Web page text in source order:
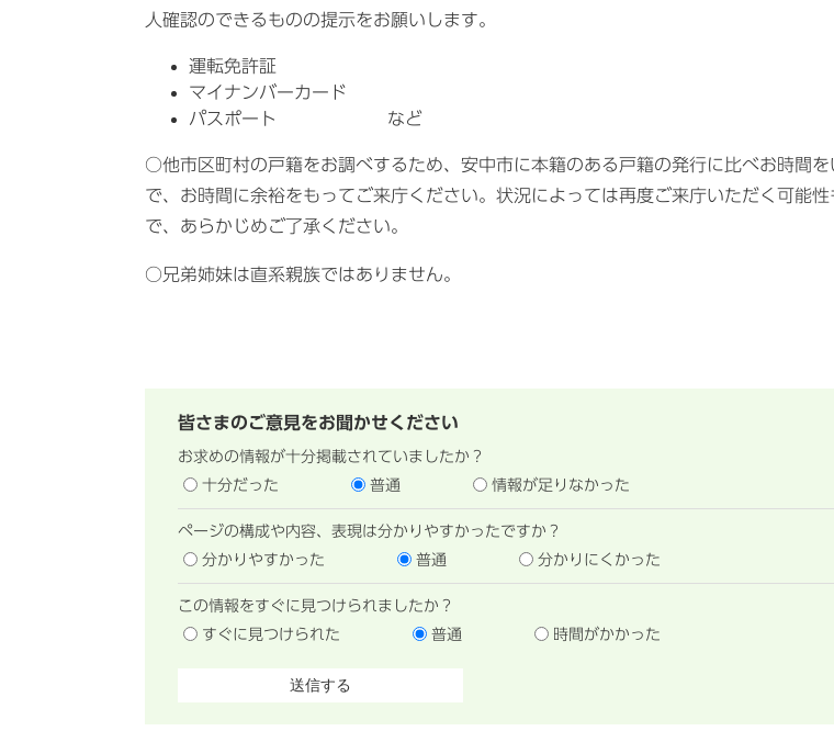
人確認のできるものの提示をお願いします。
運転免許証
マイナンバーカード
パスポート など
○他市区町村の戸籍をお調べするため、安中市に本籍のある戸籍の発行に比べお時間を
で、お時間に余裕をもってご来庁ください。状況によっては再度ご来庁いただく可能
で、あらかじめご了承ください。
○兄弟姉妹は直系親族ではありません。
皆さまのご意見をお聞かせください
お求めの情報が十分掲載されていましたか？
十分だった
普通 情報が足りなかった
ページの構成や内容、表現は分かりやすかったですか？
分かりやすかった
普通 分かりにくかった
この情報をすぐに見つけられましたか？
すぐに見つけられた
普通 時間がかかった